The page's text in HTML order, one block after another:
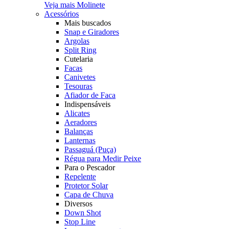
Veja mais Molinete
Acessórios
Mais buscados
Snap e Giradores
Argolas
Split Ring
Cutelaria
Facas
Canivetes
Tesouras
Afiador de Faca
Indispensáveis
Alicates
Aeradores
Balanças
Lanternas
Passaguá (Puça)
Régua para Medir Peixe
Para o Pescador
Repelente
Protetor Solar
Capa de Chuva
Diversos
Down Shot
Stop Line